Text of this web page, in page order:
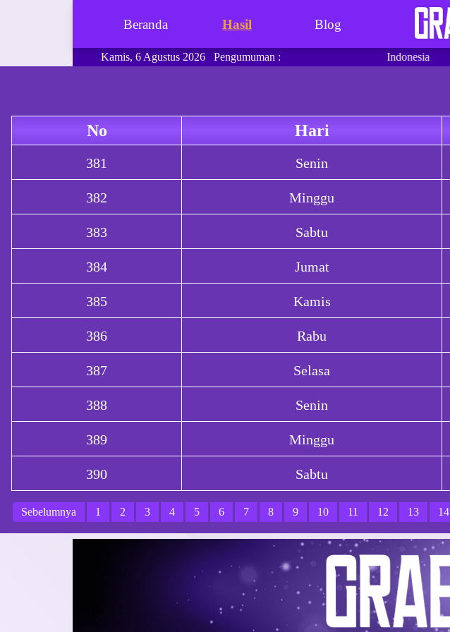
Beranda Hasil Blog
Kamis, 6 Agustus 2026 Pengumuman :
Grabpools.com merupakan pasaran togel terbaik di Indonesia
No Hari
381 Senin
382 Minggu
383 Sabtu
384 Jumat
385 Kamis
386 Rabu
387 Selasa
388 Senin
389 Minggu
390 Sabtu
Sebelumnya 1 2 3 4 5 6 7 8 9 10 11 12 13 14